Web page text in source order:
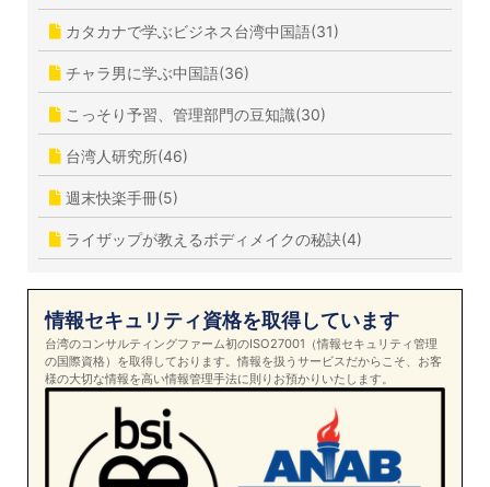
カタカナで学ぶビジネス台湾中国語(31)
チャラ男に学ぶ中国語(36)
こっそり予習、管理部門の豆知識(30)
台湾人研究所(46)
週末快楽手冊(5)
ライザップが教えるボディメイクの秘訣(4)
情報セキュリティ資格を取得しています
台湾のコンサルティングファーム初のISO27001（情報セキュリティ管理
の国際資格）を取得しております。情報を扱うサービスだからこそ、お客
様の大切な情報を高い情報管理手法に則りお預かりいたします。